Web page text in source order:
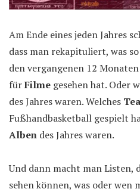
Am Ende eines jeden Jahres
dass man rekapituliert, was
den vergangenen 12
fürFilme gesehen hat. Oder
des Jahres waren. Welches
Fußhandbasketball gespielt
Alben des Jahres waren.
Und dann macht man Listen,
sehen können, was oder wen